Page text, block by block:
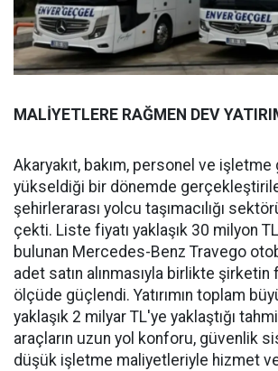
MALİYETLERE RAĞMEN DEV
Akaryakıt, bakım, personel ve
yükseldiği bir dönemde
şehirlerarası yolcu taşımacılığı
çekti. Liste fiyatı yaklaşık 30 milyon
bulunan Mercedes-Benz Travego
adet satın alınmasıyla birlikte
ölçüde güçlendi. Yatırımın toplam
yaklaşık 2 milyar TL'ye yaklaştığı
araçların uzun yol konforu, güvenlik
düşük işletme maliyetleriyle hizmet